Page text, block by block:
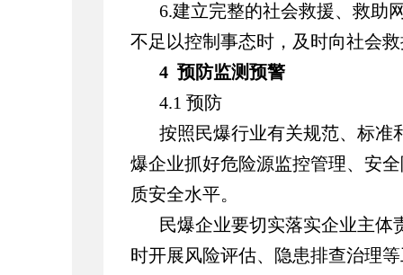
6.建立完整的社会救援、救助
不足以控制事态时，及时向社会
4 预防监测预警
4.1 预防
按照民爆行业有关规范、标准
爆企业抓好危险源监控管理、安
质安全水平。
民爆企业要切实落实企业主
时开展风险评估、隐患排查治理